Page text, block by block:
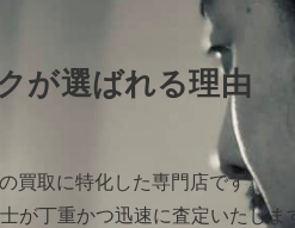
が選ばれる理由
買取に特化した専門店です。
が丁重かつ迅速に査定いたしま